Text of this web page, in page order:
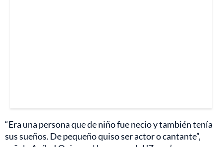
“Era una persona que de niño fue necio y también tenía
sus sueños. De pequeño quiso ser actor o cantante”,